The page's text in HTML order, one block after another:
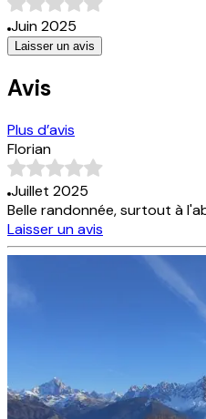
Juin 2025
Laisser un avis
Avis
Plus d’avis
Florian
Juillet 2025
Belle randonnée, surtout à
Laisser un avis